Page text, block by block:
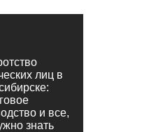
лиц в
и все,
знать